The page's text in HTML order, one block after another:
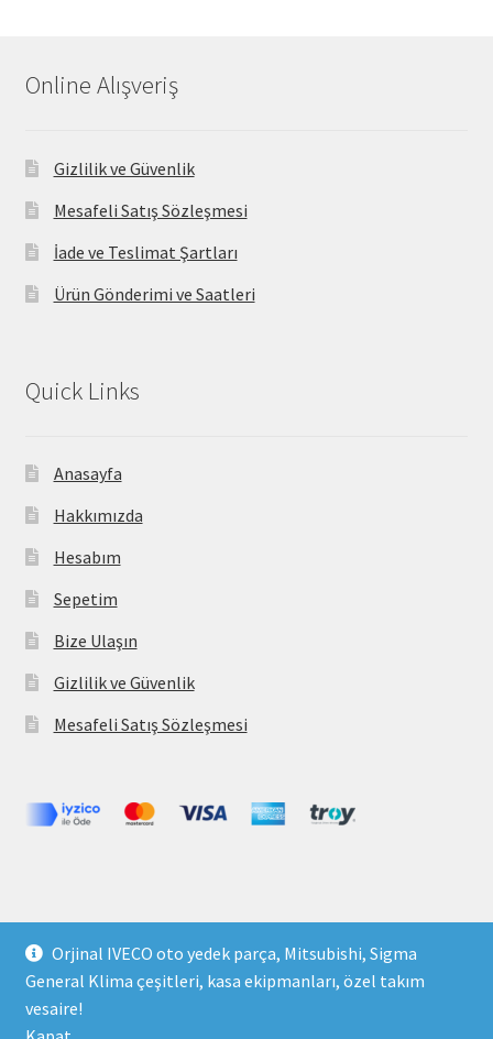
Orjinal IVECO oto yedek parça, Mitsubishi, Sigma
General Klima çeşitleri, kasa ekipmanları, özel takım
vesaire!
Online Alışveriş
Gizlilik ve Güvenlik
Mesafeli Satış Sözleşmesi
İade ve Teslimat Şartları
Ürün Gönderimi ve Saatleri
Quick Links
Anasayfa
Hakkımızda
Hesabım
Sepetim
Bize Ulaşın
Gizlilik ve Güvenlik
Mesafeli Satış Sözleşmesi
Copyright 2021 © parcavs.com Tüm hakları saklıdır. Kredi
kartı bilgileriniz 256bit SSL sertifikası ile korunmaktadır.